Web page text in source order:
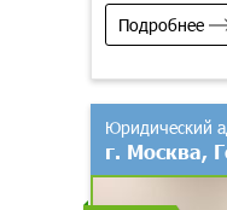
Подробнее
Юридический
г. Москва,